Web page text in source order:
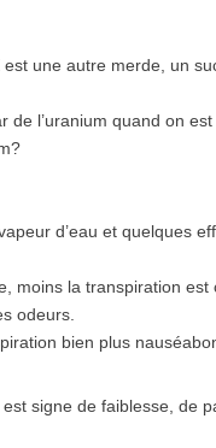
une autre merde, un
de l’uranium quand on
d’eau et quelques
moins la transpiration
odeurs.
bien plus
signe de faiblesse, de